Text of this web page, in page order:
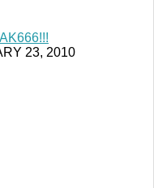
23, 2010